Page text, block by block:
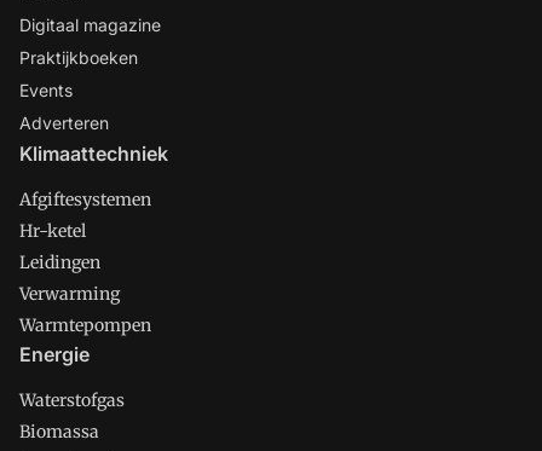
Digitaal magazine
Praktijkboeken
Events
Adverteren
Klimaattechniek
Afgiftesystemen
Hr-ketel
Leidingen
Verwarming
Warmtepompen
Energie
Waterstofgas
Biomassa